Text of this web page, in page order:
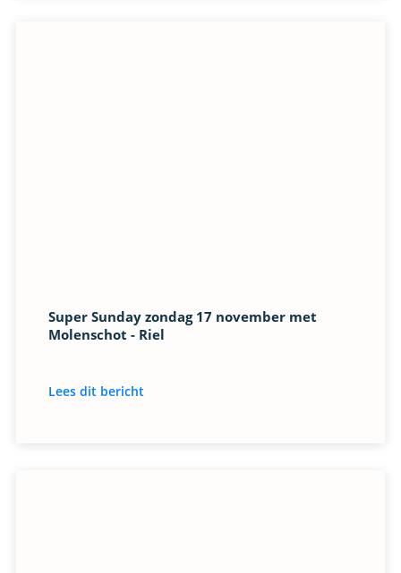
Super Sunday zondag 17 november met
Molenschot - Riel
Lees dit bericht